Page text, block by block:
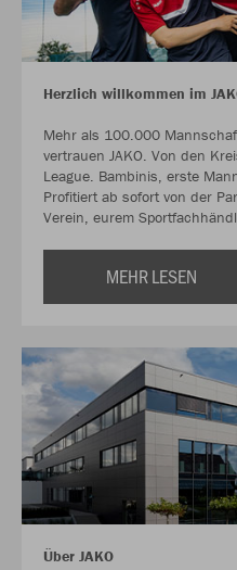
Herzlich willkommen im
Mehr als 100.000
vertrauen JAKO. Von den
League. Bambinis, erste
Profitiert ab sofort von der
Verein, eurem
MEHR LESEN
Über JAKO